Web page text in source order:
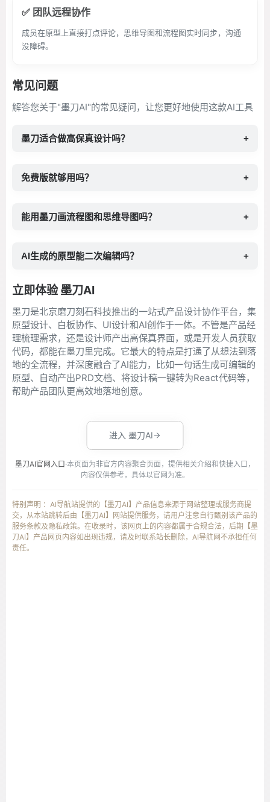
✅ 团队远程协作
成员在原型上直接打点评论，思维导图和流程图实时同步，沟通
没障碍。
常见问题
解答您关于"墨刀AI"的常见疑问，让您更好地使用这款AI工具
墨刀适合做高保真设计吗？ +
免费版就够用吗？ +
能用墨刀画流程图和思维导图吗？ +
AI生成的原型能二次编辑吗？ +
立即体验 墨刀AI
墨刀是北京磨刀刻石科技推出的一站式产品设计协作平台，集
原型设计、白板协作、UI设计和AI创作于一体。不管是产品经
理梳理需求，还是设计师产出高保真界面，或是开发人员获取
代码，都能在墨刀里完成。它最大的特点是打通了从想法到落
地的全流程，并深度融合了AI能力，比如一句话生成可编辑的
原型、自动产出PRD文档、将设计稿一键转为React代码等，
帮助产品团队更高效地落地创意。
进入 墨刀AI
墨刀AI官网入口 ·本页面为非官方内容聚合页面，提供相关介绍和快捷入口，
内容仅供参考，具体以官网为准。
特别声明 ：AI导航站提供的【墨刀AI】产品信息来源于网站整理或服务商提
交，从本站跳转后由【墨刀AI】网站提供服务，请用户注意自行甄别该产品的
服务条款及隐私政策。在收录时，该网页上的内容都属于合规合法，后期【墨
刀AI】产品网页内容如出现违规，请及时联系站长删除，AI导航网不承担任何
责任。